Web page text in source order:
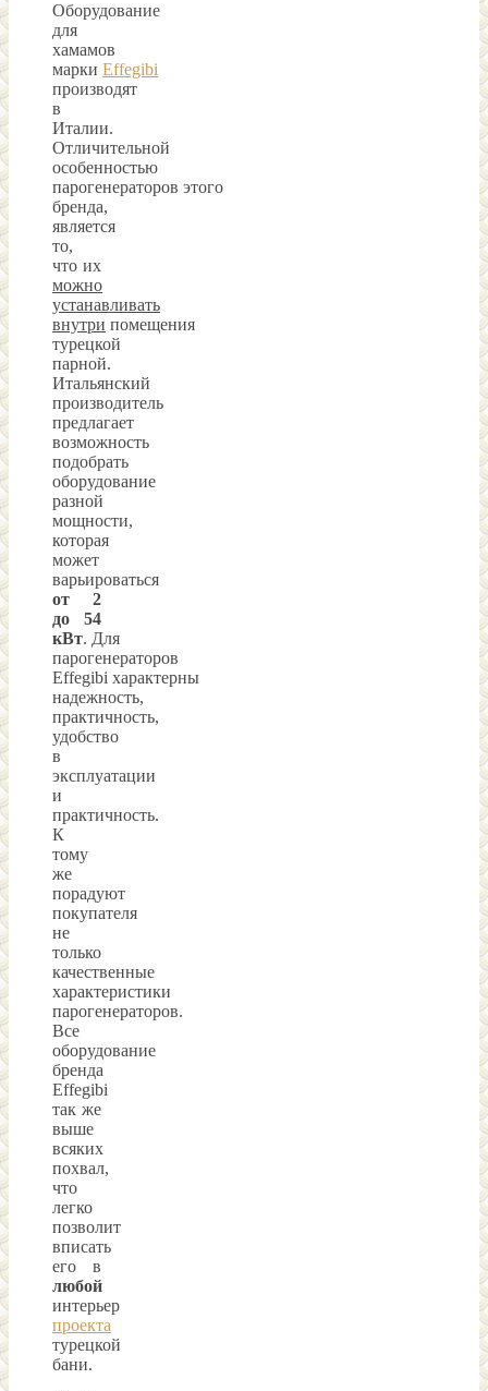
Оборудование
для
хамамов
марки Effegibi
производят
в
Италии.
Отличительной
особенностью
парогенераторов этого
бренда,
является
то,
что их
можно
устанавливать
внутри помещения
турецкой
парной.
Итальянский
производитель
предлагает
возможность
подобрать
оборудование
разной
мощности,
которая
может
варьироваться
от 2
до 54
кВт. Для
парогенераторов
Effegibi характерны
надежность,
практичность,
удобство
в
эксплуатации
и
практичность.
К
тому
же
порадуют
покупателя
не
только
качественные
характеристики
парогенераторов.
Все
оборудование
бренда
Effegibi
так же
выше
всяких
похвал,
что
легко
позволит
вписать
его в
любой
интерьер
проекта
турецкой
бани.